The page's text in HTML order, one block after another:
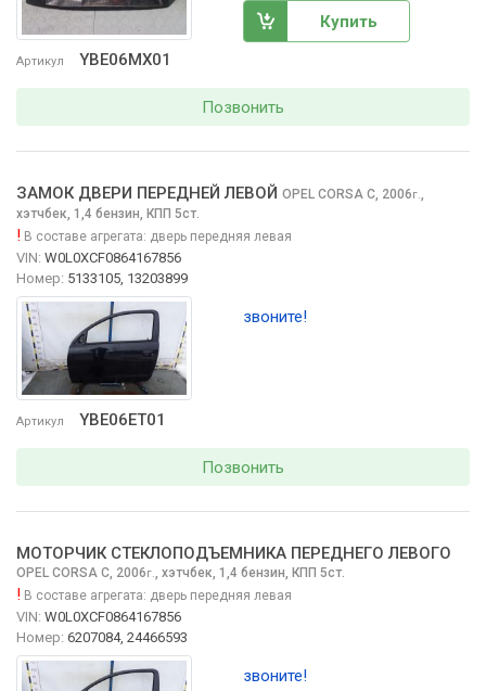
Артикул YBE06MX01
Купить
Позвонить
Артикул YBE06ET01
ЗАМОК ДВЕРИ ПЕРЕДНЕЙ ЛЕВОЙ OPEL CORSA C, 2006г.
хэтчбек, 1,4 бензин, КПП 5ст.
! В составе агрегата: дверь передняя левая
VIN: W0L0XCF0864167856
Номер: 5133105, 13203899
звоните!
Позвонить
МОТОРЧИК СТЕКЛОПОДЪЕМНИКА ПЕРЕДНЕГО ЛЕВОГО
OPEL CORSA C, 2006г., хэтчбек, 1,4 бензин, КПП 5ст.
! В составе агрегата: дверь передняя левая
VIN: W0L0XCF0864167856
Номер: 6207084, 24466593
звоните!